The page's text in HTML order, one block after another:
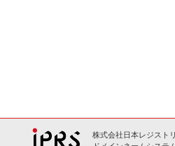
株式会社日本レジスト